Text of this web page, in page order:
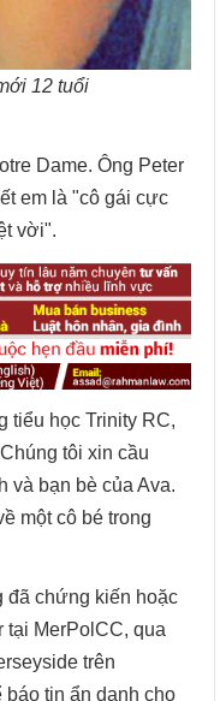
12 tuổi
Dame. Ông Peter
em là "cô gái cực
vời".
tiểu học Trinity RC,
tôi xin cầu
và bạn bè của Ava.
một cô bé trong
đã chứng kiến ​​hoặc
tại MerPolCC, qua
trên
tin ẩn danh cho